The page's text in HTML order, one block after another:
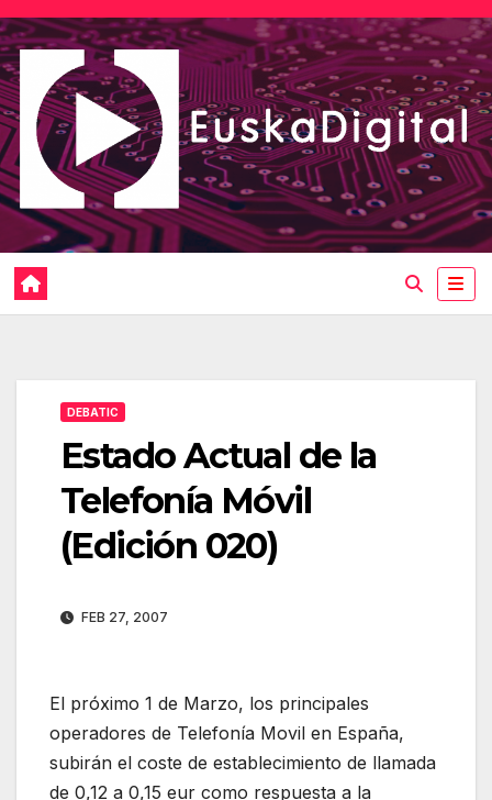
Saltar
al
contenido
DEBATIC
Estado Actual de la
Telefonía Móvil
(Edición 020)
FEB 27, 2007
El próximo 1 de Marzo, los principales
operadores de Telefonía Movil en España,
subirán el coste de establecimiento de llamada
de 0,12 a 0,15 eur como respuesta a la